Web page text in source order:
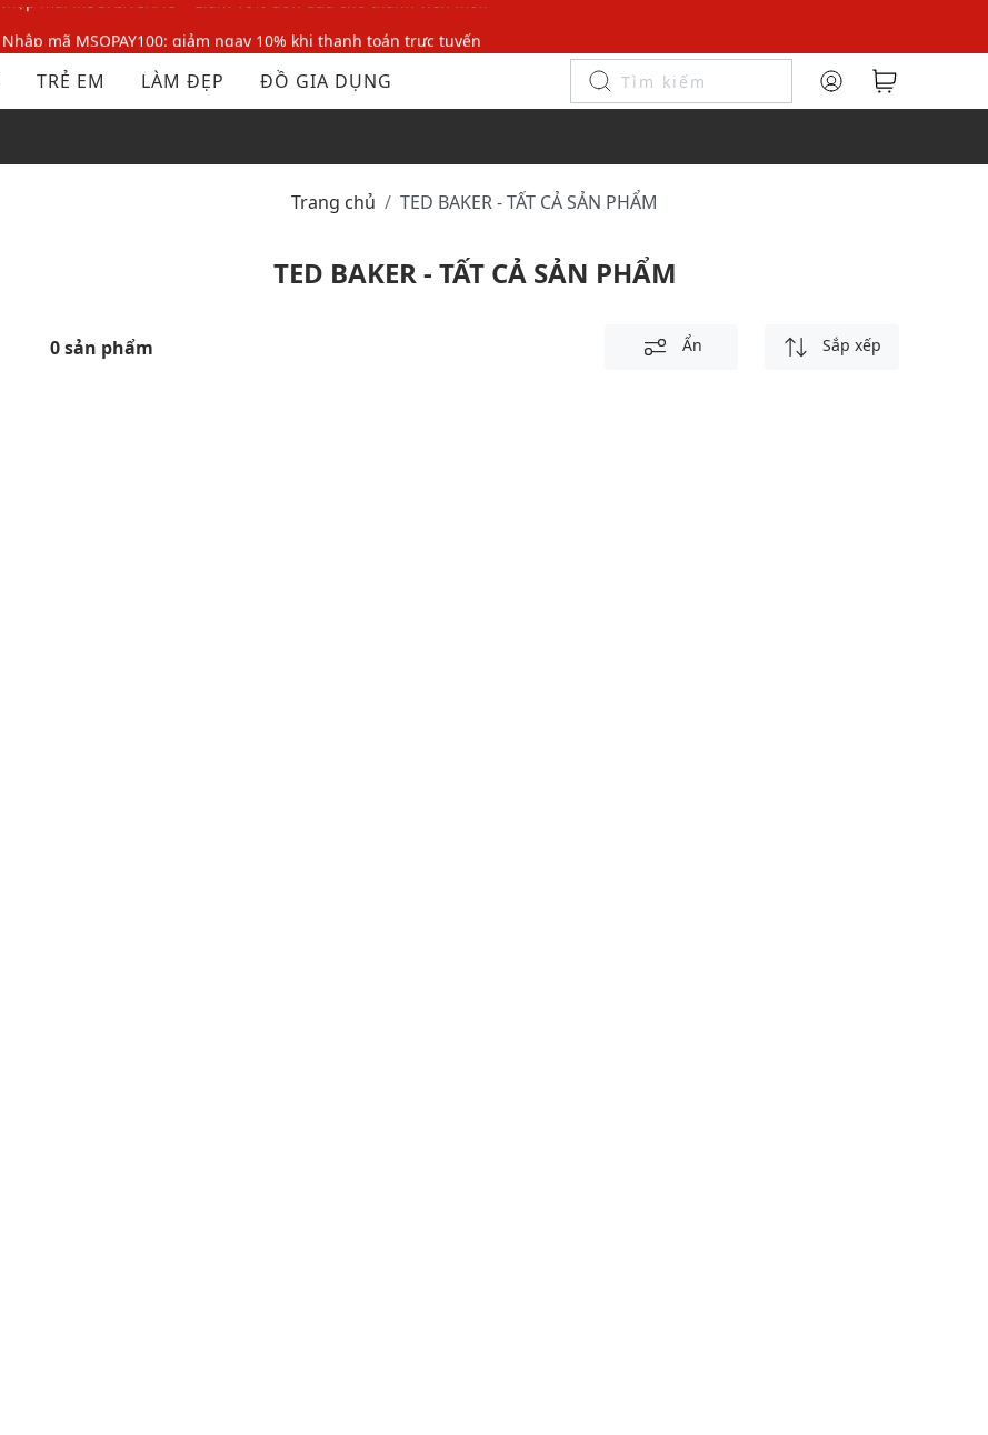
Nhập mã: MSOXINCHAO - Giảm 10% đơn đầu cho thành viên mới!
Nhập mã MSOPAY100: giảm ngay 10% khi thanh toán trực tuyến
TRẺ EM LÀM ĐẸP ĐỒ GIA DỤNG
Trang chủ TED BAKER - TẤT CẢ SẢN PHẨM
TED BAKER - TẤT CẢ SẢN PHẨM
0 sản phẩm Ẩn Sắp xếp